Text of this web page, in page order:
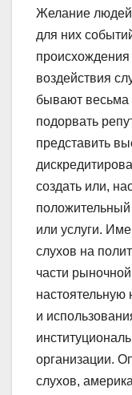
Желание людей
для них
воздействия
бывают весьма
подорвать
представить
создать или,
или услуги.
слухов на
части
настоятельную
и
организации.
слухов,